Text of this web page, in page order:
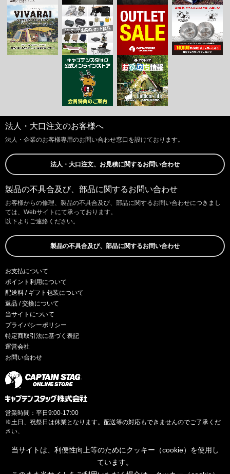
法人・大口注文のお客様へ
法人・企業のお客様専用のお問い合わせ窓口を設けております。
法人・大口注文、お見積に関するお問い合わせ
製品の不具合及び、部品に関するお問い合わせ
お客様からの修理、製品の不具合及び、部品に関するお問い合わせにつきまし
ては、Webサイトにて承っております。
以下よりご連絡ください。
製品の不具合及び、部品に関するお問い合わせ
お支払について
ポイント利用について
配送料 / ギフト包装について
返品 / 交換について
当サイトについて
プライバシーポリシー
特定商取引法に基づく表記
運営会社
お問い合わせ
営業時間：平日9:00-17:00
※土日、祝祭日は休業となります。配送等の対応もできませんのでご了承くだ
さい。
当サイトは、利便性向上等のためにクッキー（cookie）を使用し
ています。